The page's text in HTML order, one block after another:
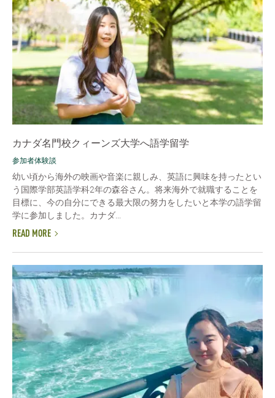
カナダ名門校クィーンズ大学へ語学留学
参加者体験談
幼い頃から海外の映画や音楽に親しみ、英語に興味を持ったとい
う国際学部英語学科2年の森谷さん。将来海外で就職することを
目標に、今の自分にできる最大限の努力をしたいと本学の語学留
学に参加しました。カナダ...
READ MORE